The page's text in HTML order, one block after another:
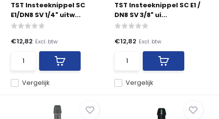
TST Insteeknippel SC
E1/DN8 SV 1/4" uitw...
Vergelijk
€12,82 Excl. btw
TST Insteeknippel SC E1 /
DN8 SV 3/8" ui...
Vergelijk
€12,82 Excl. btw